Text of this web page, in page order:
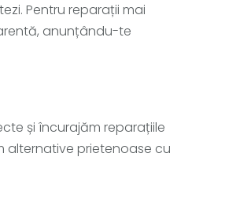
Pentru reparații mai
anunțându-te
și încurajăm reparațiile
alternative prietenoase cu